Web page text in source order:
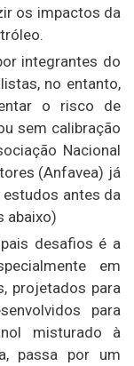
os impactos da
integrantes do
no entanto,
o risco de
sem calibração
Nacional
(Anfavea) já
antes da
abaixo)
desafios é a
em
projetados para
para
misturado à
passa por um